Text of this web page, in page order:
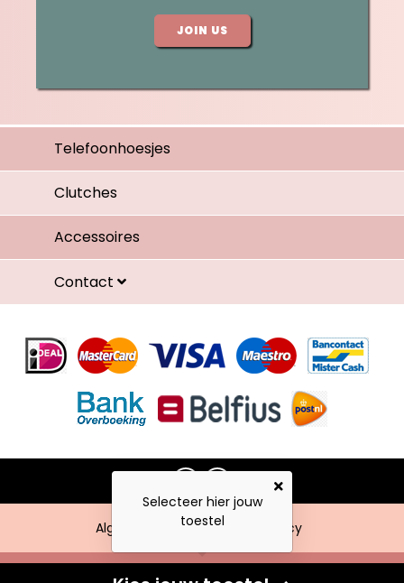
JOIN US
Telefoonhoesjes
Clutches
Accessoires
Contact
Algemene voorwaarden Privacy
Selecteer hier jouw
toestel